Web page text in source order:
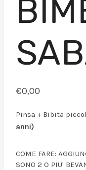
€0,00
Pinsa + Bibita
anni)
COME FARE:
SONO 2 O PIU'